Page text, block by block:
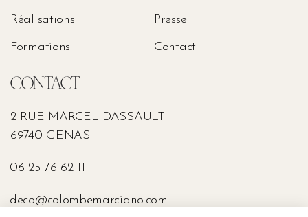
Réalisations
Formations
Presse
Contact
CONTACT
2 RUE MARCEL DASSAULT
69740 GENAS
06 25 76 62 11
deco@colombemarciano.com